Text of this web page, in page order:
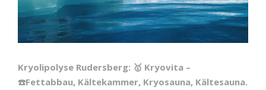
Kryolipolyse Rudersberg: 🥇 Kryovita –
☎️Fettabbau, Kältekammer, Kryosauna, Kältesauna.